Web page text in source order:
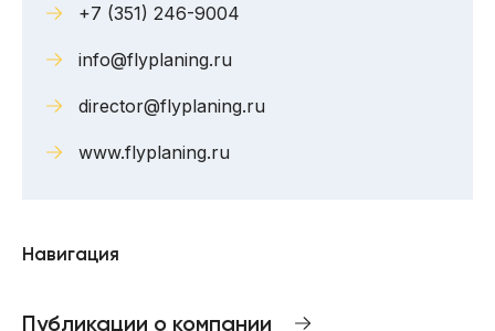
+7 (351) 246-9004
info@flyplaning.ru
director@flyplaning.ru
www.flyplaning.ru
Навигация
Публикации о компании